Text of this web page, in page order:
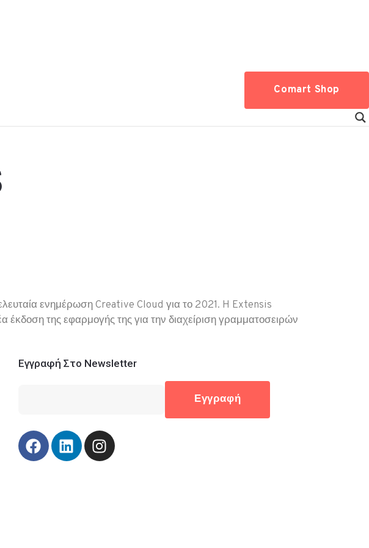
Comart Shop
ενημέρωση Creative Cloud για το 2021. H Extensis
έκδοση της εφαρμογής της για την διαχείριση γραμματοσειρών
Εγγραφή Στο Newsletter
Εγγραφή